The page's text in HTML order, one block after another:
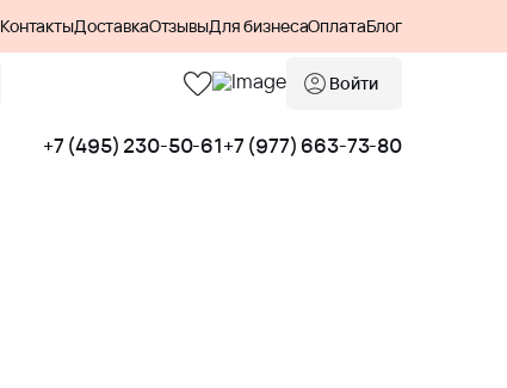
КонтактыДоставкаОтзывыДля бизнесаОплатаБлог
Войти
+7 (495) 230-50-61+7 (977) 663-73-80